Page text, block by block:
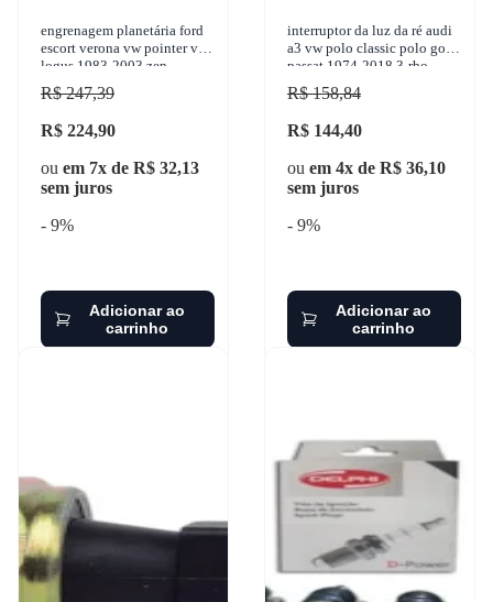
engrenagem planetária ford
escort verona vw pointer van
logus 1983-2003 zen -
12685
R$ 247,39
R$ 224,90
ou em 7x de R$ 32,13
sem juros
- 9%
Adicionar ao
carrinho
interruptor da luz da ré audi
a3 vw polo classic polo golf
passat 1974-2018 3-rho -
4439
R$ 158,84
R$ 144,40
ou em 4x de R$ 36,10
sem juros
- 9%
Adicionar ao
carrinho